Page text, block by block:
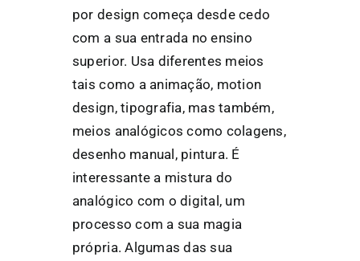
por design começa desde cedo
com a sua entrada no ensino
superior. Usa diferentes meios
tais como a animação, motion
design, tipografia, mas também,
meios analógicos como colagens,
desenho manual, pintura. É
interessante a mistura do
analógico com o digital, um
processo com a sua magia
própria. Algumas das sua